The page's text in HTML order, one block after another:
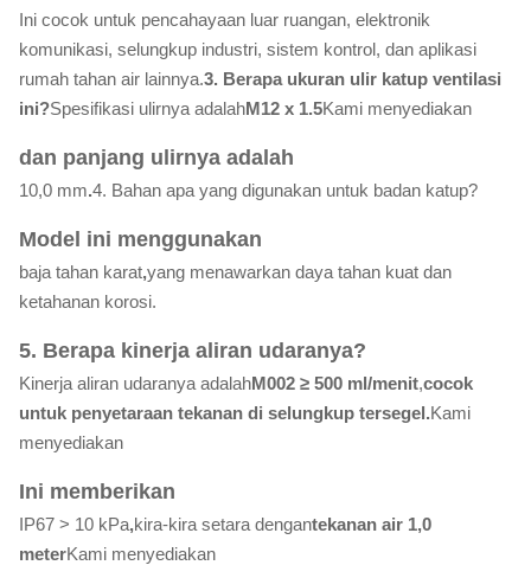
Ini cocok untuk pencahayaan luar ruangan, elektronik
komunikasi, selungkup industri, sistem kontrol, dan aplikasi
rumah tahan air lainnya.3. Berapa ukuran ulir katup ventilasi
ini?Spesifikasi ulirnya adalahM12 x 1.5Kami menyediakan
dan panjang ulirnya adalah
10,0 mm.4. Bahan apa yang digunakan untuk badan katup?
Model ini menggunakan
baja tahan karat,yang menawarkan daya tahan kuat dan
ketahanan korosi.
5. Berapa kinerja aliran udaranya?
Kinerja aliran udaranya adalahM002 ≥ 500 ml/menit,cocok
untuk penyetaraan tekanan di selungkup tersegel.Kami
menyediakan
Ini memberikan
IP67 > 10 kPa,kira-kira setara dengantekanan air 1,0
meterKami menyediakan